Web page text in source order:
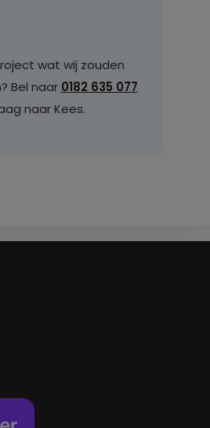
wat wij zouden
Bel naar 0182 635 077
naar Kees.